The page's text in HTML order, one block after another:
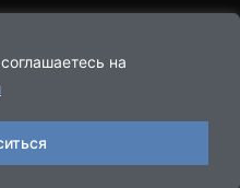
на
дом 44, офис 1